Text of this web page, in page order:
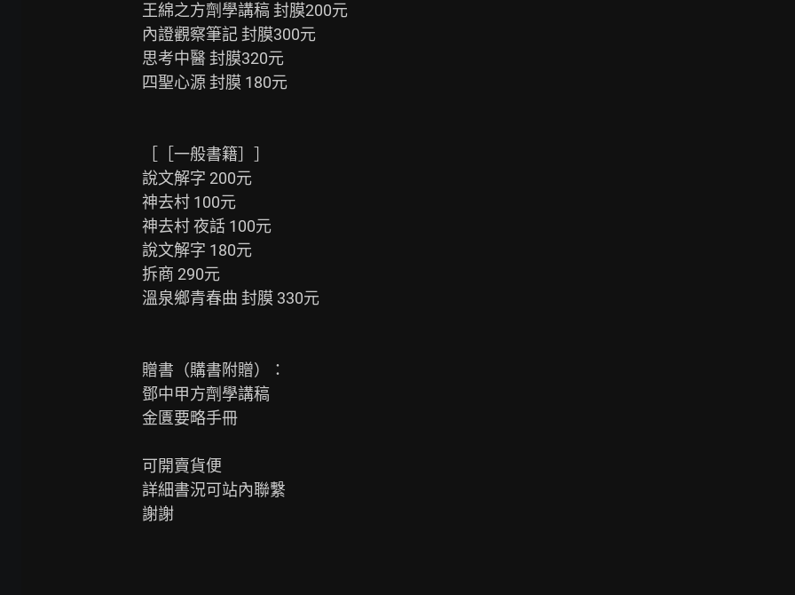
王綿之方劑學講稿 封膜200元
內證觀察筆記 封膜300元
思考中醫 封膜320元
四聖心源 封膜 180元
［［一般書籍］］
說文解字 200元
神去村 100元
神去村 夜話 100元
說文解字 180元
拆商 290元
溫泉鄉青春曲 封膜 330元
贈書（購書附贈）：
鄧中甲方劑學講稿
金匱要略手冊
可開賣貨便
詳細書況可站內聯繫
謝謝